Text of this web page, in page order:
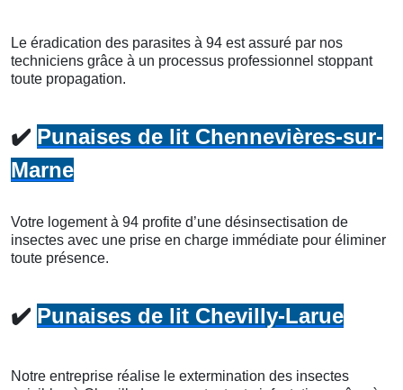
Le éradication des parasites à 94 est assuré par nos
techniciens grâce à un processus professionnel stoppant
toute propagation.
✔️ Punaises de lit Chennevières-sur-
Marne
Votre logement à 94 profite d’une désinsectisation de
insectes avec une prise en charge immédiate pour éliminer
toute présence.
✔️ Punaises de lit Chevilly-Larue
Notre entreprise réalise le extermination des insectes